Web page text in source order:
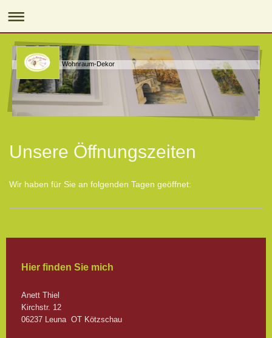
Wohnraum-Dekor
Unsere Öffnungszeiten
Wir haben für Sie an folgenden Tagen geöffnet:
Hier finden Sie mich
Anett Thiel
Kirchstr. 12
06237
Leuna OT Kötzschau